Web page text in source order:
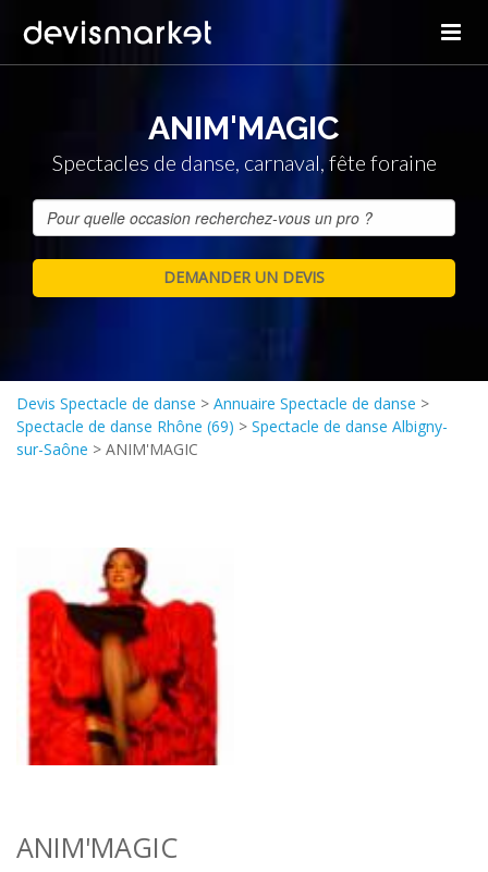
ANIM'MAGIC
Spectacles de danse, carnaval, fête foraine
Devis Spectacle de danse > Annuaire Spectacle de danse >
Spectacle de danse Rhône (69) > Spectacle de danse Albigny-
sur-Saône > ANIM'MAGIC
ANIM'MAGIC